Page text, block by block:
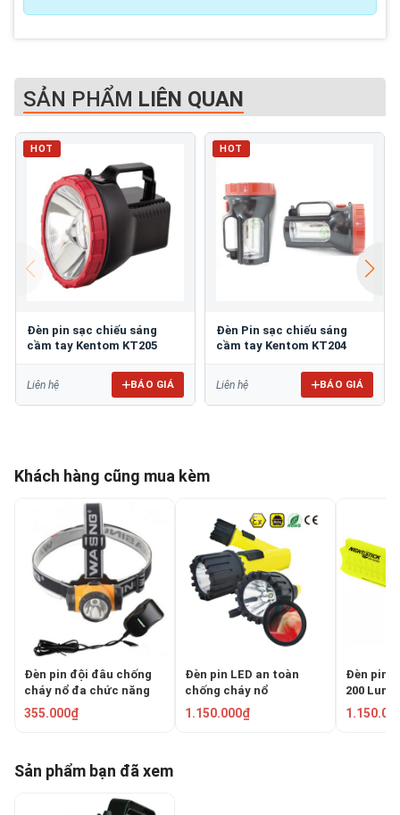
SẢN PHẨM LIÊN QUAN
HOT
Đèn pin sạc chiếu sáng
cầm tay Kentom KT205
Liên hệ BÁO GIÁ
HOT
Đèn Pin sạc chiếu sáng
cầm tay Kentom KT204
Liên hệ BÁO GIÁ
Khách hàng cũng mua kèm
Đèn pin đội đâu chống
cháy nổ đa chức năng
WSL-698
355.000₫
Đèn pin LED an toàn
chống cháy nổ
Centurion EX-5180
1.150.000₫
Đèn pin
200
XPP-
Sản phẩm bạn đã xem